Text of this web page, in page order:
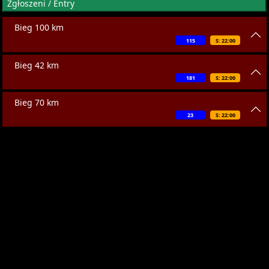
Zgłoszeni / Entry
Bieg 100 km
S: 22:00
115
Bieg 42 km
S: 22:00
181
Bieg 70 km
S: 22:00
23